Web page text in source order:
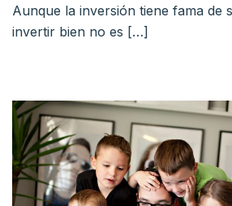
Aunque la inversión tiene fama de
invertir bien no es […]